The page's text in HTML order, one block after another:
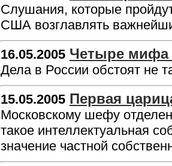
Слушания, которые
США возглавлять
16.05.2005 Четыре мифа
Дела в России обстоят не
15.05.2005 Первая
Московскому шефу
такое интеллектуальная
значение частной